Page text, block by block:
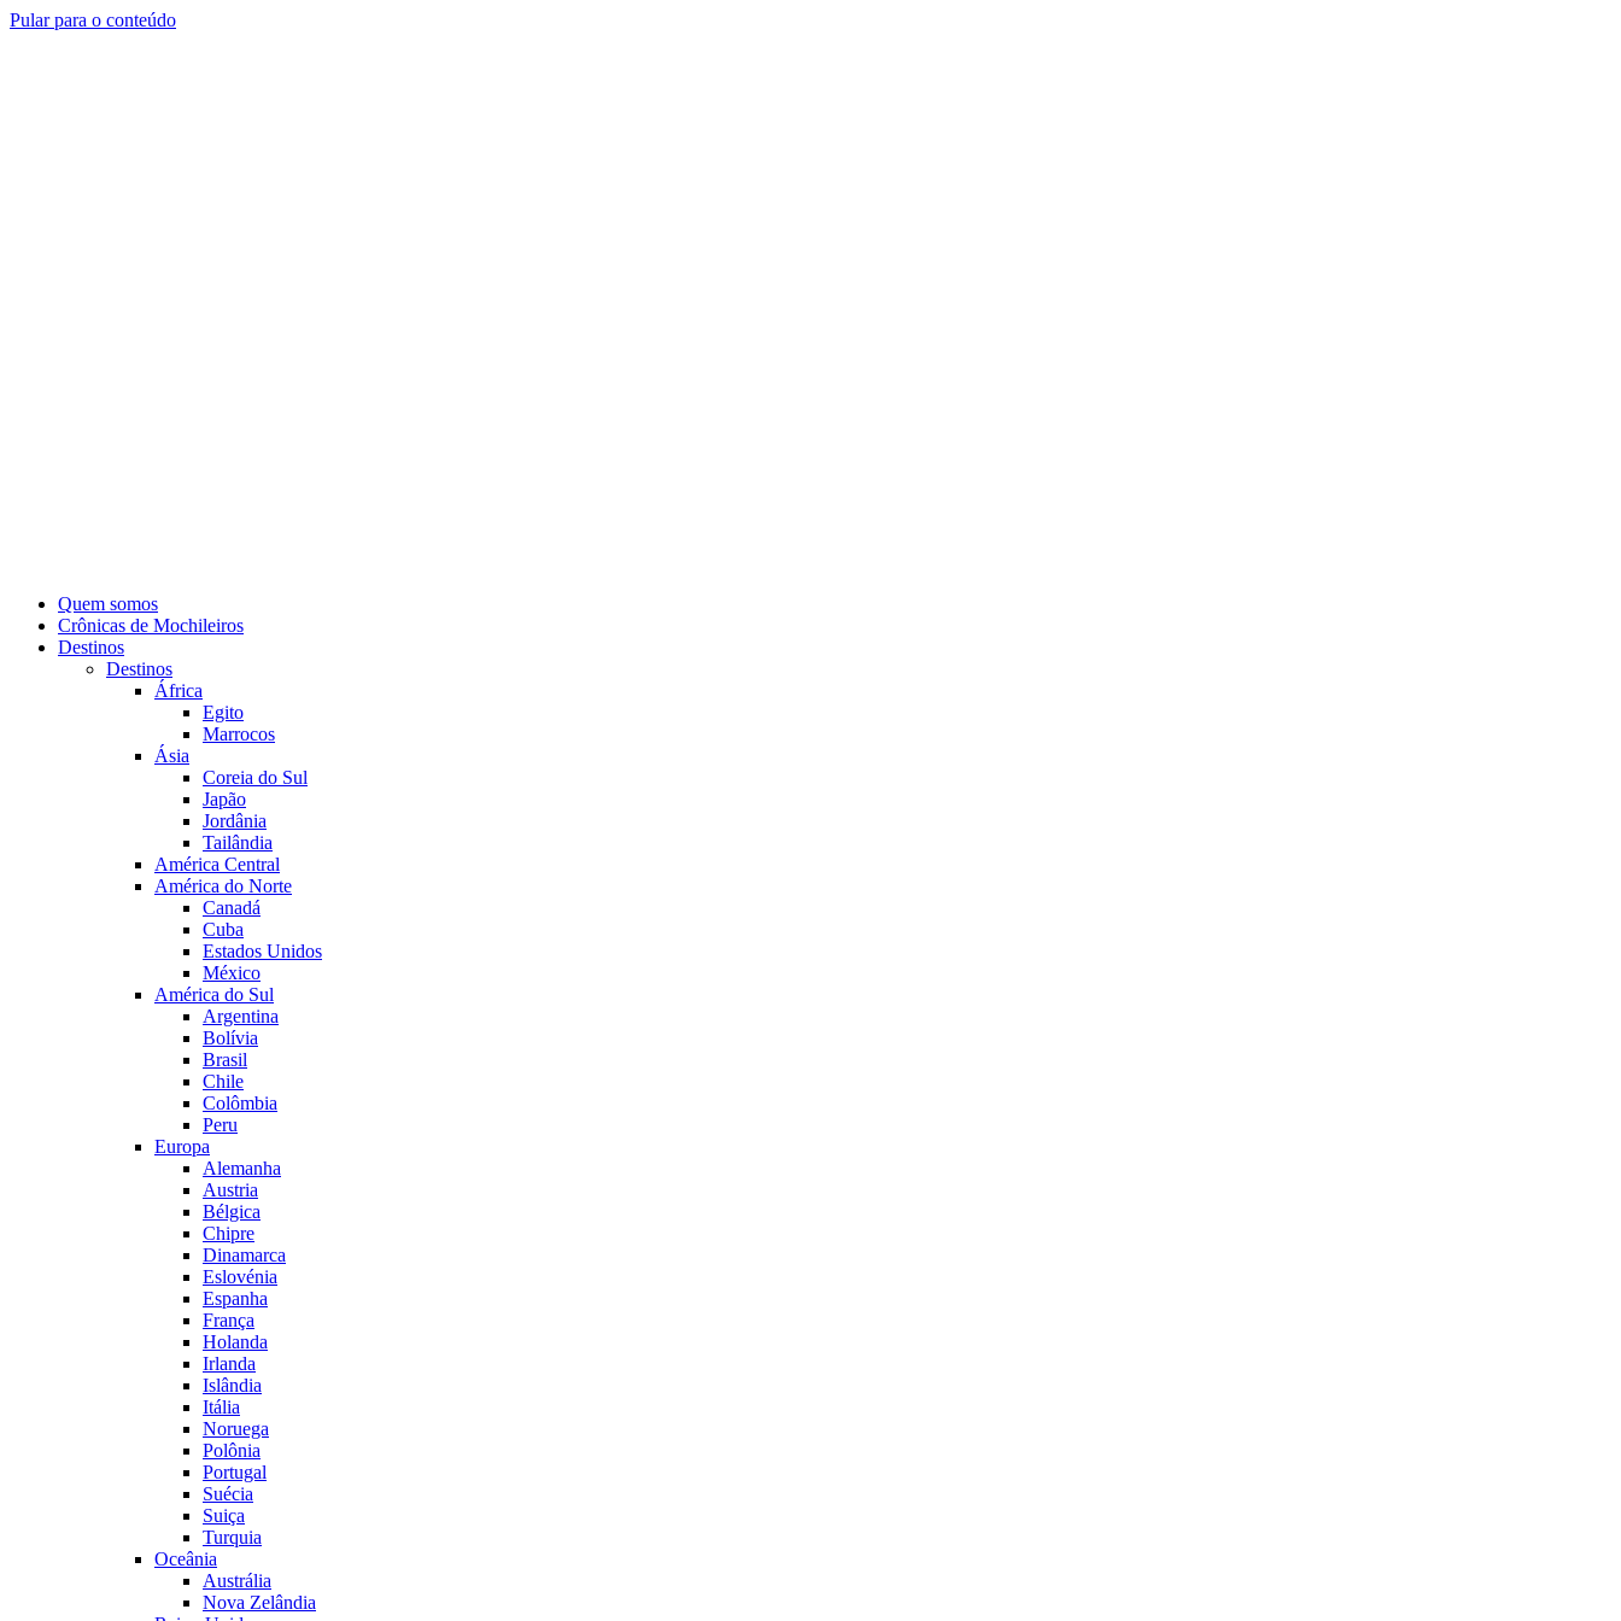
Pular para o conteúdo
Quem somos
Crônicas de Mochileiros
Destinos
Destinos
África
Egito
Marrocos
Ásia
Coreia do Sul
Japão
Jordânia
Tailândia
América Central
América do Norte
Canadá
Cuba
Estados Unidos
México
América do Sul
Argentina
Bolívia
Brasil
Chile
Colômbia
Peru
Europa
Alemanha
Austria
Bélgica
Chipre
Dinamarca
Eslovénia
Espanha
França
Holanda
Irlanda
Islândia
Itália
Noruega
Polônia
Portugal
Suécia
Suiça
Turquia
Oceânia
Austrália
Nova Zelândia